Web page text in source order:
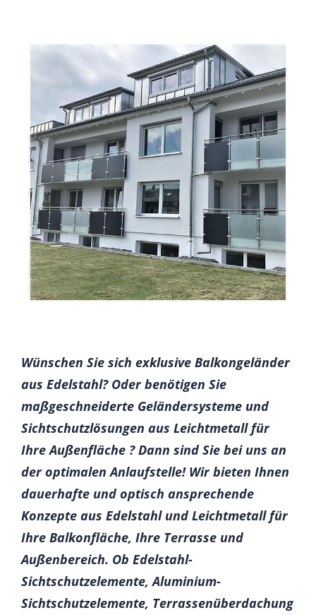
Wünschen Sie sich exklusive Balkongeländer
aus Edelstahl? Oder benötigen Sie
maßgeschneiderte Geländersysteme und
Sichtschutzlösungen aus Leichtmetall für
Ihre Außenfläche ? Dann sind Sie bei uns an
der optimalen Anlaufstelle! Wir bieten Ihnen
dauerhafte und optisch ansprechende
Konzepte aus Edelstahl und Leichtmetall für
Ihre Balkonfläche, Ihre Terrasse und
Außenbereich. Ob Edelstahl-
Sichtschutzelemente, Aluminium-
Sichtschutzelemente, Terrassenüberdachung